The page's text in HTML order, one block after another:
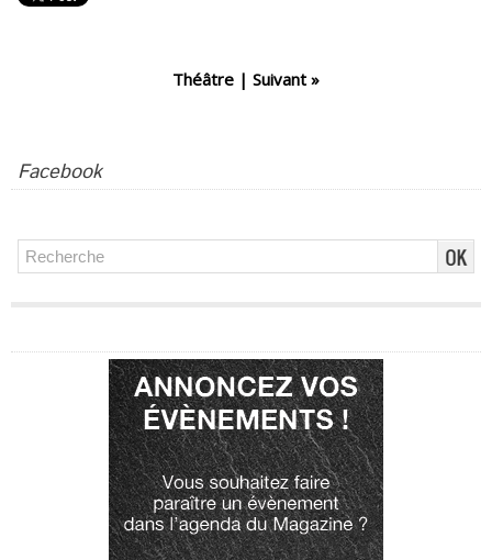
Théâtre | Suivant »
Facebook